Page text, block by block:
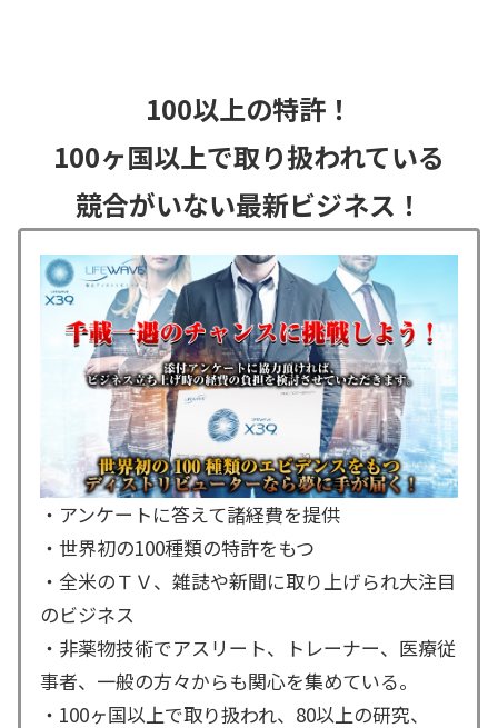
100以上の特許！
100ヶ国以上で取り扱われている
競合がいない最新ビジネス！
・アンケートに答えて諸経費を提供
・世界初の100種類の特許をもつ
・全米のＴＶ、雑誌や新聞に取り上げられ大注目
のビジネス
・非薬物技術でアスリート、トレーナー、医療従
事者、一般の方々からも関心を集めている。
・100ヶ国以上で取り扱われ、80以上の研究、